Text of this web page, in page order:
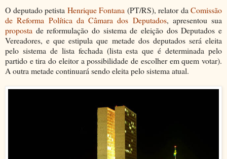
O deputado petista Henrique Fontana (PT/RS), relator da Comissão
de Reforma Política da Câmara dos Deputados, apresentou sua
proposta de reformulação do sistema de eleição dos Deputados e
Vereadores, e que estipula que metade dos deputados será eleita
pelo sistema de lista fechada (lista esta que é determinada pelo
partido e tira do eleitor a possibilidade de escolher em quem votar).
A outra metade continuará sendo eleita pelo sistema atual.